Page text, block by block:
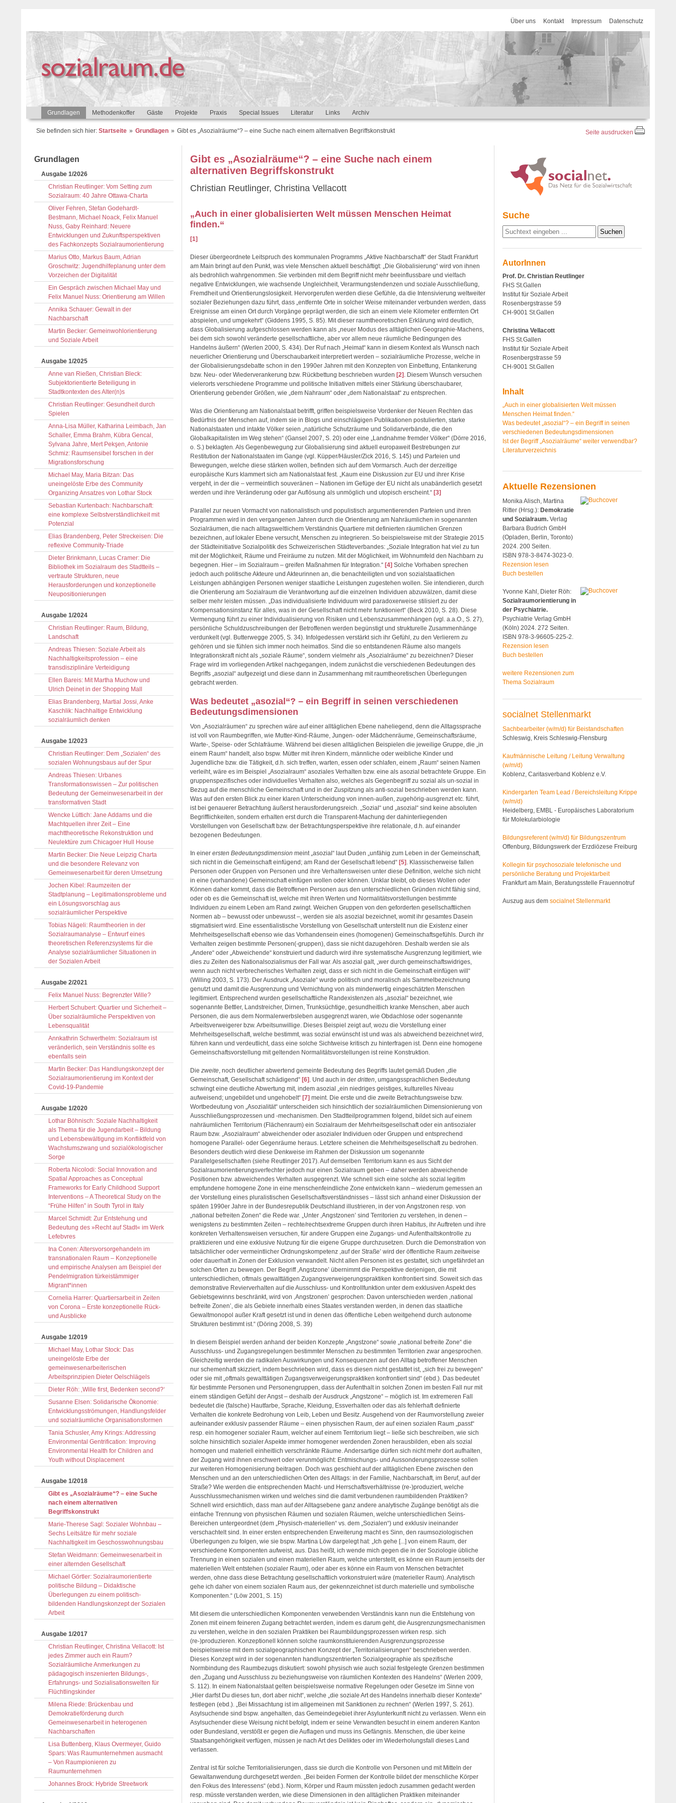
Über uns Kontakt Impressum Datenschutz
Grundlagen Methodenkoffer Gäste Projekte Praxis Special Issues Literatur Links Archiv
Seite ausdrucken
Sie befinden sich hier: Startseite Grundlagen Gibt es „Asozialräume“? – eine Suche nach einem alternativen Begriffskonstrukt
Gibt es „Asozialräume“? – eine Suche nach einem
alternativen Begriffskonstrukt
Christian Reutlinger, Christina Vellacott
„Auch in einer globalisierten Welt müssen Menschen Heimat
finden.“
[1]
Dieser übergeordnete Leitspruch des kommunalen Programms „Aktive Nachbarschaft“ der Stadt Frankfurt
am Main bringt auf den Punkt, was viele Menschen aktuell beschäftigt: „Die Globalisierung“ wird von ihnen
als bedrohlich wahrgenommen. Sie verbinden mit dem Begriff nicht mehr beeinflussbare und vielfach
negative Entwicklungen, wie wachsende Ungleichheit, Verarmungstendenzen und soziale Ausschließung,
Fremdheit und Orientierungslosigkeit. Hervorgerufen werden diese Gefühle, da die Intensivierung weltweiter
sozialer Beziehungen dazu führt, dass „entfernte Orte in solcher Weise miteinander verbunden werden, dass
Ereignisse am einen Ort durch Vorgänge geprägt werden, die sich an einem viele Kilometer entfernten Ort
abspielen, und umgekehrt“ (Giddens 1995, S. 85). Mit dieser raumtheoretischen Erklärung wird deutlich,
dass Globalisierung aufgeschlossen werden kann als „neuer Modus des alltäglichen Geographie-Machens,
bei dem sich sowohl veränderte gesellschaftliche, aber vor allem neue räumliche Bedingungen des
Handelns äußern“ (Werlen 2000, S. 434). Der Ruf nach „Heimat“ kann in diesem Kontext als Wunsch nach
neuerlicher Orientierung und Überschaubarkeit interpretiert werden – sozialräumliche Prozesse, welche in
der Globalisierungsdebatte schon in den 1990er Jahren mit den Konzepten von Einbettung, Entankerung
bzw. Neu- oder Wiederverankerung bzw. Rückbettung beschrieben wurden [2] . Diesem Wunsch versuchen
vielerorts verschiedene Programme und politische Initiativen mittels einer Stärkung überschaubarer,
Orientierung gebender Größen, wie „dem Nahraum“ oder „dem Nationalstaat“ zu entsprechen.
Was die Orientierung am Nationalstaat betrifft, griffen beispielsweise Vordenker der Neuen Rechten das
Bedürfnis der Menschen auf, indem sie in Blogs und einschlägigen Publikationen postulierten, starke
Nationalstaaten und intakte Völker seien „natürliche Schutzräume und Solidarverbände, die den
Globalkapitalisten im Weg stehen“ (Gansel 2007, S. 20) oder eine „Landnahme fremder Völker“ (Dörre 2016,
o. S.) beklagten. Als Gegenbewegung zur Globalisierung sind aktuell europaweit Bestrebungen zur
Restitution der Nationalstaaten im Gange (vgl. Küpper/Häusler/Zick 2016, S. 145) und Parteien und
Bewegungen, welche diese stärken wollen, befinden sich auf dem Vormarsch. Auch der derzeitige
europäische Kurs klammert sich am Nationalstaat fest. „Kaum eine Diskussion zur EU und ihrer Krise
vergeht, in der die – vermeintlich souveränen – Nationen im Gefüge der EU nicht als unabänderlich gesetzt
werden und ihre Veränderung oder gar Auflösung als unmöglich und utopisch erscheint.“ [3]
Parallel zur neuen Vormacht von nationalistisch und populistisch argumentierenden Parteien und ihren
Programmen wird in den vergangenen Jahren durch die Orientierung am Nahräumlichen in sogenannten
Sozialräumen, die nach alltagsweltlichem Verständnis Quartiere mit definierten räumlichen Grenzen
bezeichnen, auf lokaler Ebene versucht, Menschen zu integrieren. So beispielsweise mit der Strategie 2015
der Städteinitiative Sozialpolitik des Schweizerischen Städteverbandes: „Soziale Integration hat viel zu tun
mit der Möglichkeit, Räume und Freiräume zu nutzen. Mit der Möglichkeit, im Wohnumfeld den Nachbarn zu
begegnen. Hier – im Sozialraum – greifen Maßnahmen für Integration.“ [4] Solche Vorhaben sprechen
jedoch auch politische Akteure und Akteurinnen an, die benachteiligten und von sozialstaatlichen
Leistungen abhängigen Personen weniger staatliche Leistungen zugestehen wollen. Sie intendieren, durch
die Orientierung am Sozialraum die Verantwortung auf die einzelnen Individuen abzuwälzen, damit diese
selber mehr leisten müssen. „Das individualisierte Individuum wird paradoxerweise stilisiert zu der
Kompensationsinstanz für alles, was in der Gesellschaft nicht mehr funktioniert“ (Beck 2010, S. 28). Diese
Vermengung führt zu einer Individualisierung von Risiken und Lebenszusammenhängen (vgl. a.a.O., S. 27),
persönliche Schuldzuschreibungen der Betroffenen werden begünstigt und strukturelle Zusammenhänge
verdunkelt (vgl. Butterwegge 2005, S. 34). Infolgedessen verstärkt sich ihr Gefühl, zu den Verlierern zu
gehören und sie fühlen sich immer noch heimatlos. Sind die so entstandenen Räume also mangels
Integrationskraft nicht als „soziale Räume“, sondern vielmehr als „Asozialräume“ zu bezeichnen? Dieser
Frage wird im vorliegenden Artikel nachgegangen, indem zunächst die verschiedenen Bedeutungen des
Begriffs „asozial“ aufgezeigt und diese dann in Zusammenhang mit raumtheoretischen Überlegungen
gebracht werden.
Was bedeutet „asozial“? – ein Begriff in seinen verschiedenen
Bedeutungsdimensionen
Von „Asozialräumen“ zu sprechen wäre auf einer alltäglichen Ebene naheliegend, denn die Alltagssprache
ist voll von Raumbegriffen, wie Mutter-Kind-Räume, Jungen- oder Mädchenräume, Gemeinschaftsräume,
Warte-, Speise- oder Schlafräume. Während bei diesen alltäglichen Beispielen die jeweilige Gruppe, die „in
einem Raum“ handelt, also bspw. Mütter mit ihren Kindern, männliche oder weibliche Kinder und
Jugendliche bzw. die Tätigkeit, d.h. sich treffen, warten, essen oder schlafen, einem „Raum“ seinen Namen
verleiht, wäre es im Beispiel „Asozialraum“ asoziales Verhalten bzw. eine als asozial betrachtete Gruppe. Ein
gruppenspezifisches oder individuelles Verhalten also, welches als Gegenbegriff zu sozial als un-sozial in
Bezug auf die menschliche Gemeinschaft und in der Zuspitzung als anti-sozial beschrieben werden kann.
Was auf den ersten Blick zu einer klaren Unterscheidung von innen-außen, zugehörig-ausgrenzt etc. führt,
ist bei genauerer Betrachtung äußerst herausforderungsreich. „Sozial“ und „asozial“ sind keine absoluten
Begrifflichkeiten, sondern erhalten erst durch die Transparent-Machung der dahinterliegenden
Vorstellungen von Gesellschaft bzw. der Betrachtungsperspektive ihre relationale, d.h. auf einander
bezogenen Bedeutungen.
In einer ersten Bedeutungsdimension meint „asozial“ laut Duden „unfähig zum Leben in der Gemeinschaft,
sich nicht in die Gemeinschaft einfügend; am Rand der Gesellschaft lebend“ [5] . Klassischerweise fallen
Personen oder Gruppen von Personen und ihre Verhaltensweisen unter diese Definition, welche sich nicht
in eine (vorhandene) Gemeinschaft einfügen wollen oder können. Unklar bleibt, ob dieses Wollen oder
Können daher kommt, dass die Betroffenen Personen aus den unterschiedlichen Gründen nicht fähig sind,
oder ob es die Gemeinschaft ist, welche mit ihren Werten und Normalitätsvorstellungen bestimmte
Individuen zu einem Leben am Rand zwingt. Weichen Gruppen von den geforderten gesellschaftlichen
Normen ab – bewusst oder unbewusst –, werden sie als asozial bezeichnet, womit ihr gesamtes Dasein
stigmatisiert wird. Eine essentialistische Vorstellung von Gesellschaft unterstellt nun die Existenz einer
Mehrheitsgesellschaft ebenso wie das Vorhandensein eines (homogenen) Gemeinschaftsgefühls. Durch ihr
Verhalten zeigen bestimmte Personen(-gruppen), dass sie nicht dazugehören. Deshalb werden sie als
„Andere“ oder „Abweichende“ konstruiert und dadurch wird ihre systematische Ausgrenzung legitimiert, wie
dies zu Zeiten des Nationalsozialismus der Fall war. Als asozial galt, „wer durch gemeinschaftswidriges,
wenn auch nicht verbrecherisches Verhalten zeigt, dass er sich nicht in die Gemeinschaft einfügen will“
(Willing 2003, S. 173). Der Ausdruck „Asoziale“ wurde politisch und moralisch als Sammelbezeichnung
genutzt und damit die Ausgrenzung und Vernichtung von als minderwertig eingeschätzten Menschen
legitimiert. Entsprechend wurden gesellschaftliche Randexistenzen als „asozial“ bezeichnet, wie
sogenannte Bettler, Landstreicher, Dirnen, Trunksüchtige, gesundheitlich kranke Menschen, aber auch
Personen, die aus dem Normalerwerbsleben ausgegrenzt waren, wie Obdachlose oder sogenannte
Arbeitsverweigerer bzw. Arbeitsunwillige. Dieses Beispiel zeigt auf, wozu die Vorstellung einer
Mehrheitsgesellschaft, welche bestimmt, was sozial erwünscht ist und was als abweichend bezeichnet wird,
führen kann und verdeutlicht, dass eine solche Sichtweise kritisch zu hinterfragen ist. Denn eine homogene
Gemeinschaftsvorstellung mit geltenden Normalitätsvorstellungen ist reine Konstruktion.
Die zweite, noch deutlicher abwertend gemeinte Bedeutung des Begriffs lautet gemäß Duden „die
Gemeinschaft, Gesellschaft schädigend“ [6] . Und auch in der dritten, umgangssprachlichen Bedeutung
schwingt eine deutliche Abwertung mit, indem asozial „ein niedriges geistiges, kulturelles Niveau
aufweisend; ungebildet und ungehobelt“ [7] meint. Die erste und die zweite Betrachtungsweise bzw.
Wortbedeutung von „Asozialität“ unterscheiden sich hinsichtlich der sozialräumlichen Dimensionierung von
Ausschließungsprozessen und -mechanismen. Den Stadtteilprogrammen folgend, bildet sich auf einem
nahräumlichen Territorium (Flächenraum) ein Sozialraum der Mehrheitsgesellschaft oder ein antisozialer
Raum bzw. „Asozialraum“ abweichender oder asozialer Individuen oder Gruppen und entsprechend
homogene Parallel- oder Gegenräume heraus. Letztere scheinen die Mehrheitsgesellschaft zu bedrohen.
Besonders deutlich wird diese Denkweise im Rahmen der Diskussion um sogenannte
Parallelgesellschaften (siehe Reutlinger 2017). Auf demselben Territorium kann es aus Sicht der
Sozialraumorientierungsverfechter jedoch nur einen Sozialraum geben – daher werden abweichende
Positionen bzw. abweichendes Verhalten ausgegrenzt. Wie schnell sich eine solche als sozial legitim
empfundene homogene Zone in eine menschenfeindliche Zone entwickeln kann – wiederum gemessen an
der Vorstellung eines pluralistischen Gesellschaftsverständnisses – lässt sich anhand einer Diskussion der
späten 1990er Jahre in der Bundesrepublik Deutschland illustrieren, in der von Angstzonen resp. von
„national befreiten Zonen“ die Rede war. „Unter ‚Angstzonen’ sind Territorien zu verstehen, in denen –
wenigstens zu bestimmten Zeiten – rechte/rechtsextreme Gruppen durch ihren Habitus, ihr Auftreten und ihre
konkreten Verhaltensweisen versuchen, für andere Gruppen eine Zugangs- und Aufenthaltskontrolle zu
praktizieren und eine exklusive Nutzung für die eigene Gruppe durchzusetzen. Durch die Demonstration von
tatsächlicher oder vermeintlicher Ordnungskompetenz ‚auf der Straße’ wird der öffentliche Raum zeitweise
oder dauerhaft in Zonen der Exklusion verwandelt. Nicht allen Personen ist es gestattet, sich ungefährdet an
solchen Orten zu bewegen. Der Begriff ‚Angstzone’ übernimmt die Perspektive derjenigen, die mit
unterschiedlichen, oftmals gewalttätigen Zugangsverweigerungspraktiken konfrontiert sind. Soweit sich das
demonstrative Revierverhalten auf die Ausschluss- und Kontrollfunktion unter dem exklusiven Aspekt des
Gebietsgewinns beschränkt, wird von ‚Angstzonen’ gesprochen: Davon unterschieden werden ‚national
befreite Zonen’, die als Gebiete innerhalb eines Staates verstanden werden, in denen das staatliche
Gewaltmonopol außer Kraft gesetzt ist und in denen das öffentliche Leben weitgehend durch autonome
Strukturen bestimmt ist.“ (Döring 2008, S. 39)
In diesem Beispiel werden anhand der beiden Konzepte „Angstzone“ sowie „national befreite Zone“ die
Ausschluss- und Zugangsregelungen bestimmter Menschen zu bestimmten Territorien zwar angesprochen.
Gleichzeitig werden die radikalen Auswirkungen und Konsequenzen auf den Alltag betroffener Menschen
nur schemenhaft skizziert, indem beschrieben wird, dass es diesen nicht gestattet ist, „sich frei zu bewegen“
oder sie mit „oftmals gewalttätigen Zugangsverweigerungspraktiken konfrontiert sind“ (ebd.). Das bedeutet
für bestimmte Personen und Personengruppen, dass der Aufenthalt in solchen Zonen im besten Fall nur mit
einem ständigen Gefühl der Angst – deshalb der Ausdruck „Angstzone“ – möglich ist. Im extremeren Fall
bedeutet die (falsche) Hautfarbe, Sprache, Kleidung, Essverhalten oder das als fehlerhaft definierte
Verhalten die konkrete Bedrohung von Leib, Leben und Besitz. Ausgehend von der Raumvorstellung zweier
aufeinander exklusiv passender Räume – einen physischen Raum, der auf einen sozialen Raum „passt“
resp. ein homogener sozialer Raum, welcher auf einem Territorium liegt – ließe sich beschreiben, wie sich
solche hinsichtlich sozialer Aspekte immer homogener werdenden Zonen herausbilden, eben als sozial
homogen und materiell einheitlich verschränkte Räume. Andersartige dürfen sich nicht mehr dort aufhalten,
der Zugang wird ihnen erschwert oder verunmöglicht: Entmischungs- und Aussonderungsprozesse sollen
zur weiteren Homogenisierung beitragen. Doch was geschieht auf der alltäglichen Ebene zwischen den
Menschen und an den unterschiedlichen Orten des Alltags: in der Familie, Nachbarschaft, im Beruf, auf der
Straße? Wie werden die entsprechenden Macht- und Herrschaftsverhältnisse (re-)produziert, welche
Ausschlussmechanismen wirken und welches sind die damit verbundenen raumbildenden Praktiken?
Schnell wird ersichtlich, dass man auf der Alltagsebene ganz andere analytische Zugänge benötigt als die
einfache Trennung von physischen Räumen und sozialen Räumen, welche unterschiedlichen Seins-
Bereichen untergeordnet (dem „Physisch-materiellen“ vs. dem „Sozialen“) und exklusiv ineinander
verschachtelt sind. In einer ersten entsprechenden Erweiterung macht es Sinn, den raumsoziologischen
Überlegungen zu folgen, wie sie bspw. Martina Löw dargelegt hat: „Ich gehe [...] von einem Raum, der
verschiedene Komponenten aufweist, aus. Das heißt, ich wende mich gegen die in der Soziologie übliche
Trennung in einen sozialen und einen materiellen Raum, welche unterstellt, es könne ein Raum jenseits der
materiellen Welt entstehen (sozialer Raum), oder aber es könne ein Raum von Menschen betrachtet
werden, ohne dass diese Betrachtung gesellschaftlich vorkonstruiert wäre (materieller Raum). Analytisch
gehe ich daher von einem sozialen Raum aus, der gekennzeichnet ist durch materielle und symbolische
Komponenten.“ (Löw 2001, S. 15)
Mit diesem die unterschiedlichen Komponenten verwebenden Verständnis kann nun die Entstehung von
Zonen mit einem feineren Zugang betrachtet werden, indem es darum geht, die Ausgrenzungsmechanismen
zu verstehen, welche in den sozialen Praktiken bei Raumbildungsprozessen wirken resp. sich
(re-)produzieren. Konzeptionell können solche raumkonstituierenden Ausgrenzungsprozesse
beispielsweise mit dem sozialgeographischen Konzept der „Territorialisierungen“ beschrieben werden.
Dieses Konzept wird in der sogenannten handlungszentrierten Sozialgeographie als spezifische
Normbindung des Raumbezugs diskutiert: sowohl physisch wie auch sozial festgelegte Grenzen bestimmen
den „Zugang und Ausschluss zu beziehungsweise von räumlichen Kontexten des Handelns“ (Werlen 2009,
S. 112). In einem Nationalstaat gelten beispielsweise normative Regelungen oder Gesetze im Sinne von
„Hier darfst Du dieses tun, dort aber nicht“, welche „die soziale Art des Handelns innerhalb dieser Kontexte“
festlegen (ebd.). „Bei Missachtung ist im allgemeinen mit Sanktionen zu rechnen“ (Werlen 1997, S. 261).
Asylsuchende sind bspw. angehalten, das Gemeindegebiet ihrer Asylunterkunft nicht zu verlassen. Wenn ein
Asylsuchender diese Weisung nicht befolgt, indem er seine Verwandten besucht in einem anderen Kanton
oder Bundesland, verstößt er gegen die Auflagen und muss ins Gefängnis. Menschen, die über keine
Staatsangehörigkeit verfügen, müssen je nach Art des Deliktes oder im Wiederholungsfall dieses Land
verlassen.
Zentral ist für solche Territorialisierungen, dass sie durch die Kontrolle von Personen und mit Mitteln der
Gewaltanwendung durchgesetzt werden. „Bei beiden Formen der Kontrolle bildet der menschliche Körper
den Fokus des Interessens“ (ebd.). Norm, Körper und Raum müssten jedoch zusammen gedacht werden
resp. müsste verstanden werden, wie diese Dimensionen in den alltäglichen Praktiken miteinander
Grundlagen
Ausgabe 1/2026
Christian Reutlinger: Vom Setting zum
Sozialraum: 40 Jahre Ottawa-Charta
Oliver Fehren, Stefan Godehardt-
Bestmann, Michael Noack, Felix Manuel
Nuss, Gaby Reinhard: Neuere
Entwicklungen und Zukunftsperspektiven
des Fachkonzepts Sozialraumorientierung
Marius Otto, Markus Baum, Adrian
Groschwitz: Jugendhilfeplanung unter dem
Vorzeichen der Digitalität
Ein Gespräch zwischen Michael May und
Felix Manuel Nuss: Orientierung am Willen
Annika Schauer: Gewalt in der
Nachbarschaft
Martin Becker: Gemeinwohlorientierung
und Soziale Arbeit
Ausgabe 1/2025
Anne van Rießen, Christian Bleck:
Subjektorientierte Beteiligung in
Stadtkontexten des Alter(n)s
Christian Reutlinger: Gesundheit durch
Spielen
Anna-Lisa Müller, Katharina Leimbach, Jan
Schaller, Emma Brahm, Kübra Gencal,
Sylvana Jahre, Mert Pekşen, Antonie
Schmiz: Raumsensibel forschen in der
Migrationsforschung
Michael May, Maria Bitzan: Das
uneingelöste Erbe des Community
Organizing Ansatzes von Lothar Stock
Sebastian Kurtenbach: Nachbarschaft:
eine komplexe Selbstverständlichkeit mit
Potenzial
Elias Brandenberg, Peter Streckeisen: Die
reflexive Community-Triade
Dieter Brinkmann, Lucas Cramer: Die
Bibliothek im Sozialraum des Stadtteils –
vertraute Strukturen, neue
Herausforderungen und konzeptionelle
Neupositionierungen
Ausgabe 1/2024
Christian Reutlinger: Raum, Bildung,
Landschaft
Andreas Thiesen: Soziale Arbeit als
Nachhaltigkeitsprofession – eine
transdisziplinäre Verteidigung
Ellen Bareis: Mit Martha Muchow und
Ulrich Deinet in der Shopping Mall
Elias Brandenberg, Martial Jossi, Anke
Kaschlik: Nachhaltige Entwicklung
sozialräumlich denken
Ausgabe 1/2023
Christian Reutlinger: Dem „Sozialen“ des
sozialen Wohnungsbaus auf der Spur
Andreas Thiesen: Urbanes
Transformationswissen – Zur politischen
Bedeutung der Gemeinwesenarbeit in der
transformativen Stadt
Wencke Lüttich: Jane Addams und die
Machtquellen ihrer Zeit – Eine
machttheoretische Rekonstruktion und
Neulektüre zum Chicagoer Hull House
Martin Becker: Die Neue Leipzig Charta
und die besondere Relevanz von
Gemeinwesenarbeit für deren Umsetzung
Jochen Kibel: Raumzeiten der
Stadtplanung – Legitimationsprobleme und
ein Lösungsvorschlag aus
sozialräumlicher Perspektive
Tobias Nägeli: Raumtheorien in der
Sozialraumanalyse – Entwurf eines
theoretischen Referenzsystems für die
Analyse sozialräumlicher Situationen in
der Sozialen Arbeit
Ausgabe 2/2021
Felix Manuel Nuss: Begrenzter Wille?
Herbert Schubert: Quartier und Sicherheit –
Über sozialräumliche Perspektiven von
Lebensqualität
Annkathrin Schwerthelm: Sozialraum ist
veränderlich, sein Verständnis sollte es
ebenfalls sein
Martin Becker: Das Handlungskonzept der
Sozialraumorientierung im Kontext der
Covid-19-Pandemie
Ausgabe 1/2020
Lothar Böhnisch: Soziale Nachhaltigkeit
als Thema für die Jugendarbeit – Bildung
und Lebensbewältigung im Konfliktfeld von
Wachstumszwang und sozialökologischer
Sorge
Roberta Nicolodi: Social Innovation and
Spatial Approaches as Conceptual
Frameworks for Early Childhood Support
Interventions – A Theoretical Study on the
“Frühe Hilfen” in South Tyrol in Italy
Marcel Schmidt: Zur Entstehung und
Bedeutung des »Recht auf Stadt« im Werk
Lefebvres
Ina Conen: Altersvorsorgehandeln im
transnationalen Raum – Konzeptionelle
und empirische Analysen am Beispiel der
Pendelmigration türkeistämmiger
Migrant*innen
Cornelia Harrer: Quartiersarbeit in Zeiten
von Corona – Erste konzeptionelle Rück-
und Ausblicke
Ausgabe 1/2019
Michael May, Lothar Stock: Das
uneingelöste Erbe der
gemeinwesenarbeiterischen
Arbeitsprinzipien Dieter Oelschlägels
Dieter Röh: ‚Wille first, Bedenken second?‘
Susanne Elsen: Solidarische Ökonomie:
Entwicklungsströmungen, Handlungsfelder
und sozialräumliche Organisationsformen
Tania Schusler, Amy Krings: Addressing
Environmental Gentrification: Improving
Environmental Health for Children and
Youth without Displacement
Ausgabe 1/2018
Gibt es „Asozialräume“? – eine Suche
nach einem alternativen
Begriffskonstrukt
Marie-Therese Sagl: Sozialer Wohnbau –
Sechs Leitsätze für mehr soziale
Nachhaltigkeit im Geschosswohnungsbau
Stefan Weidmann: Gemeinwesenarbeit in
einer alternden Gesellschaft
Michael Görtler: Sozialraumorientierte
politische Bildung – Didaktische
Überlegungen zu einem politisch-
bildenden Handlungskonzept der Sozialen
Arbeit
Ausgabe 1/2017
Christian Reutlinger, Christina Vellacott: Ist
jedes Zimmer auch ein Raum?
Sozialräumliche Anmerkungen zu
pädagogisch inszenierten Bildungs-,
Erfahrungs- und Sozialisationswelten für
Flüchtlingskinder
Milena Riede: Brückenbau und
Demokratieförderung durch
Gemeinwesenarbeit in heterogenen
Nachbarschaften
Lisa Buttenberg, Klaus Overmeyer, Guido
Spars: Was Raumunternehmen ausmacht
– Von Raumpionieren zu
Raumunternehmen
Johannes Brock: Hybride Streetwork
Suche
AutorInnen
Prof. Dr. Christian Reutlinger
FHS St.Gallen
Institut für Soziale Arbeit
Rosenbergstrasse 59
CH-9001 St.Gallen
Christina Vellacott
FHS St.Gallen
Institut für Soziale Arbeit
Rosenbergstrasse 59
CH-9001 St.Gallen
Inhalt
„Auch in einer globalisierten Welt müssen
Menschen Heimat finden.“
Was bedeutet „asozial“? – ein Begriff in seinen
verschiedenen Bedeutungsdimensionen
Ist der Begriff „Asozialräume“ weiter verwendbar?
Literaturverzeichnis
Aktuelle Rezensionen
Monika Alisch, Martina
Ritter (Hrsg.): Demokratie
und Sozialraum. Verlag
Barbara Budrich GmbH
(Opladen, Berlin, Toronto)
2024. 200 Seiten.
ISBN 978-3-8474-3023-0.
Rezension lesen
Buch bestellen
Yvonne Kahl, Dieter Röh:
Sozialraumorientierung in
der Psychiatrie.
Psychiatrie Verlag GmbH
(Köln) 2024. 272 Seiten.
ISBN 978-3-96605-225-2.
Rezension lesen
Buch bestellen
weitere Rezensionen zum
Thema Sozialraum
socialnet Stellenmarkt
Sachbearbeiter (w/m/d) für Beistandschaften
Schleswig, Kreis Schleswig-Flensburg
Kaufmännische Leitung / Leitung Verwaltung
(w/m/d)
Koblenz, Caritasverband Koblenz e.V.
Kindergarten Team Lead / Bereichsleitung Krippe
(w/m/d)
Heidelberg, EMBL - Europäisches Laboratorium
für Molekularbiologie
Bildungsreferent (w/m/d) für Bildungszentrum
Offenburg, Bildungswerk der Erzdiözese Freiburg
Kollegin für psychosoziale telefonische und
persönliche Beratung und Projektarbeit
Frankfurt am Main, Beratungsstelle Frauennotruf
Auszug aus dem socialnet Stellenmarkt